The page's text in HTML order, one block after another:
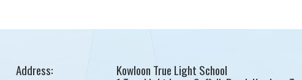
Address: Kowloon True Light School